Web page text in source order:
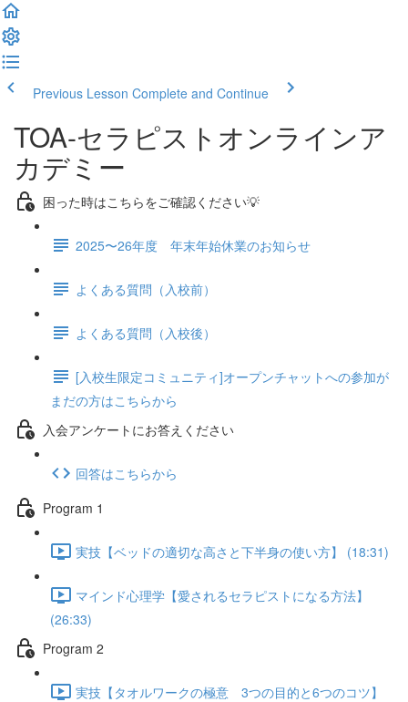
Previous Lesson Complete and Continue
TOA-セラピストオンラインア
カデミー
困った時はこちらをご確認ください💡
2025〜26年度 年末年始休業のお知らせ
よくある質問（入校前）
よくある質問（入校後）
[入校生限定コミュニティ]オープンチャットへの参加が
まだの方はこちらから
入会アンケートにお答えください
回答はこちらから
Program 1
実技【ベッドの適切な高さと下半身の使い方】 (18:31)
マインド心理学【愛されるセラピストになる方法】
(26:33)
Program 2
実技【タオルワークの極意 3つの目的と6つのコツ】